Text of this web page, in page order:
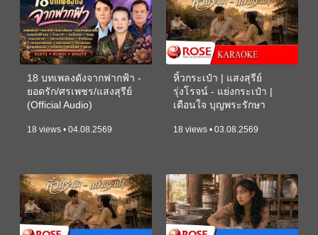
18 บทเพลงดังจากฟากฟ้า -
ยอดรัก/ศรเพชร/แสงสุรีย์
(Official Audio)
18 views • 04.08.2569
หิ้วกระเป๋า | แสงสุรีย์
รุ่งโรจน์ - แย่งกระเป๋า |
เตือนใจ บุญพระรักษา
18 views • 03.08.2569